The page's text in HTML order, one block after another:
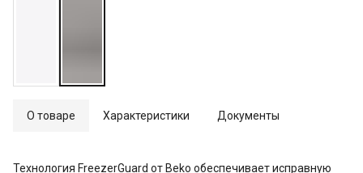
О товаре Характеристики Документы
Технология FreezerGuard от Beko обеспечивает исправную